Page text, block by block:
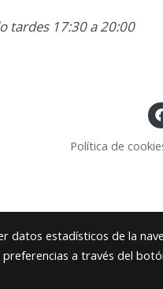
tardes 17:30 a 20:00
Política de
estadísticos de la
a través del